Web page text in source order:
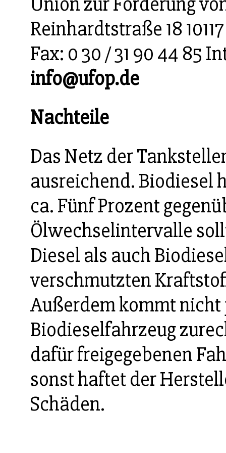
Reinhardtstraße 18
Fax: 0 30 / 31 90 44 85
info@ufop.de
Nachteile
Das Netz der
ausreichend. Biodiesel
ca. Fünf Prozent
Ölwechselintervalle
Diesel als auch
verschmutzten
Außerdem kommt
Biodieselfahrzeug
dafür freigegebenen
sonst haftet der
Schäden.